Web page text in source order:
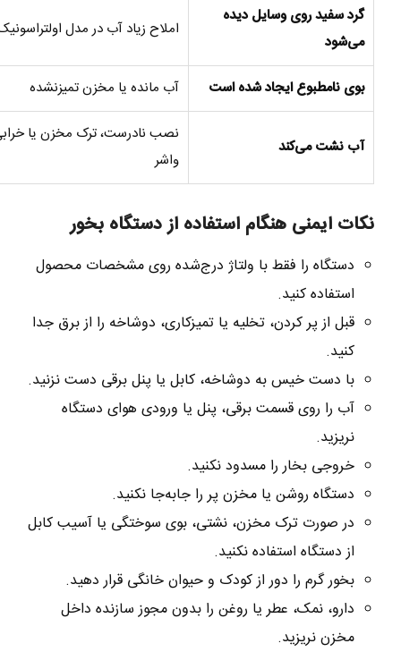
گرد سفید روی وسایل دیده
می‌شود
املاح زیاد آب در مدل
بوی نامطبوع ایجاد شده است آب مانده یا مخزن تمیزنشده
آب نشت می‌کند
نصب نادرست، ترک مخزن یا
واشر
نکات ایمنی هنگام استفاده از دستگاه بخور
دستگاه را فقط با ولتاژ درج‌شده روی مشخصات محصول
استفاده کنید.
قبل از پر کردن، تخلیه یا تمیزکاری، دوشاخه را از برق جدا
کنید.
با دست خیس به دوشاخه، کابل یا پنل برقی دست نزنید.
آب را روی قسمت برقی، پنل یا ورودی هوای دستگاه
نریزید.
خروجی بخار را مسدود نکنید.
دستگاه روشن یا مخزن پر را جابه‌جا نکنید.
در صورت ترک مخزن، نشتی، بوی سوختگی یا آسیب کابل
از دستگاه استفاده نکنید.
بخور گرم را دور از کودک و حیوان خانگی قرار دهید.
دارو، نمک، عطر یا روغن را بدون مجوز سازنده داخل
مخزن نریزید.